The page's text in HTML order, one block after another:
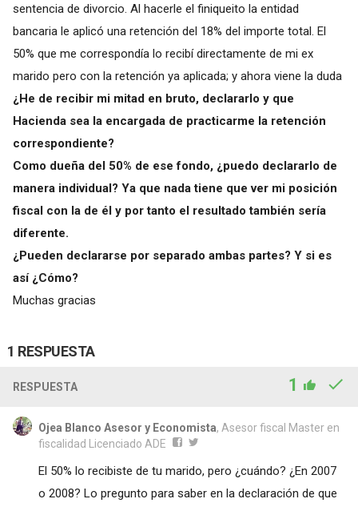
sentencia de divorcio. Al hacerle el finiqueito la entidad
bancaria le aplicó una retención del 18% del importe total. El
50% que me correspondía lo recibí directamente de mi ex
marido pero con la retención ya aplicada; y ahora viene la duda
¿He de recibir mi mitad en bruto, declararlo y que
Hacienda sea la encargada de practicarme la retención
correspondiente?
Como dueña del 50% de ese fondo, ¿puedo declararlo de
manera individual? Ya que nada tiene que ver mi posición
fiscal con la de él y por tanto el resultado también sería
diferente.
¿Pueden declararse por separado ambas partes? Y si es
así ¿Cómo?
Muchas gracias
1 RESPUESTA
RESPUESTA 1
Ojea Blanco Asesor y Economista, Asesor fiscal Master en
fiscalidad Licenciado ADE
El 50% lo recibiste de tu marido, pero ¿cuándo? ¿En 2007
o 2008? Lo pregunto para saber en la declaración de que